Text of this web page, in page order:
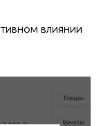
влиянии